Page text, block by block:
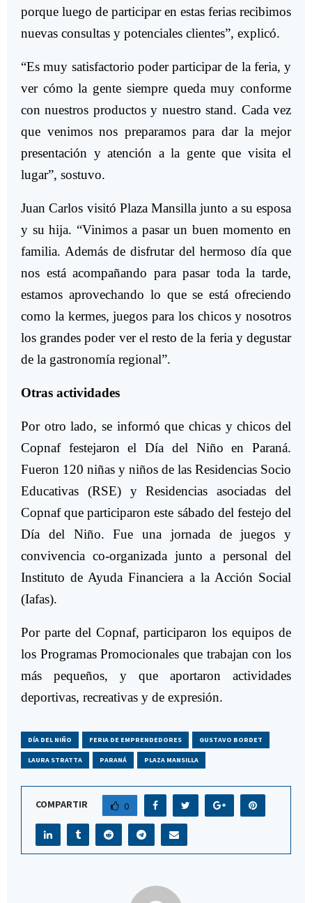
porque luego de participar en estas ferias recibimos
nuevas consultas y potenciales clientes”, explicó.
“Es muy satisfactorio poder participar de la feria, y
ver cómo la gente siempre queda muy conforme
con nuestros productos y nuestro stand. Cada vez
que venimos nos preparamos para dar la mejor
presentación y atención a la gente que visita el
lugar”, sostuvo.
Juan Carlos visitó Plaza Mansilla junto a su esposa
y su hija. “Vinimos a pasar un buen momento en
familia. Además de disfrutar del hermoso día que
nos está acompañando para pasar toda la tarde,
estamos aprovechando lo que se está ofreciendo
como la kermes, juegos para los chicos y nosotros
los grandes poder ver el resto de la feria y degustar
de la gastronomía regional”.
Otras actividades
Por otro lado, se informó que chicas y chicos del
Copnaf festejaron el Día del Niño en Paraná.
Fueron 120 niñas y niños de las Residencias Socio
Educativas (RSE) y Residencias asociadas del
Copnaf que participaron este sábado del festejo del
Día del Niño. Fue una jornada de juegos y
convivencia co-organizada junto a personal del
Instituto de Ayuda Financiera a la Acción Social
(Iafas).
Por parte del Copnaf, participaron los equipos de
los Programas Promocionales que trabajan con los
más pequeños, y que aportaron actividades
deportivas, recreativas y de expresión.
DÍA DEL NIÑO FERIA DE EMPRENDEDORES GUSTAVO BORDET
LAURA STRATTA PARANÁ PLAZA MANSILLA
COMPARTIR 0